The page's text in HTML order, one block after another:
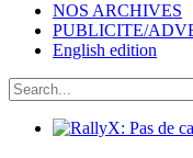
NOS ARCHIVES
PUBLICITE/
English edition